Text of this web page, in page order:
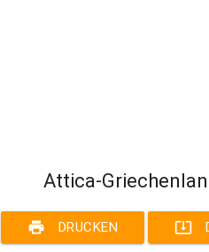
Attica-
print DRUCKEN system_update_alt